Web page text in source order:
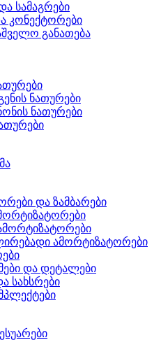
სამაგრები
კონექტორები
განათება
ნათურები
ნათურები
და ზამბარები
ამორტიზატორები
და დეტალები
სახსრები